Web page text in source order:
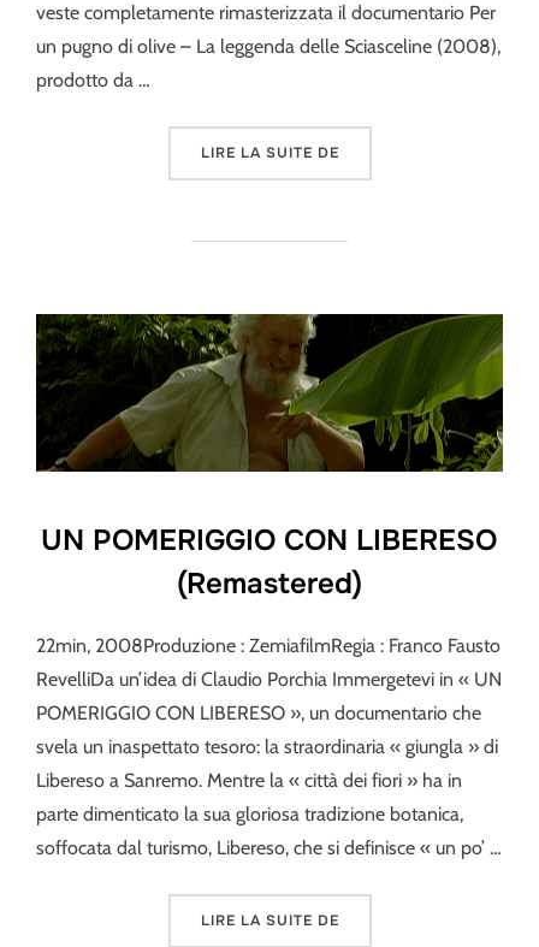
veste completamente rimasterizzata il documentario Per
un pugno di olive – La leggenda delle Sciasceline (2008),
prodotto da …
LIRE LA SUITE DE« PER UN PUGNO DI
UN POMERIGGIO CON LIBERESO
(Remastered)
22min, 2008Produzione : ZemiafilmRegia : Franco Fausto
RevelliDa un’idea di Claudio Porchia Immergetevi in « UN
POMERIGGIO CON LIBERESO », un documentario che
svela un inaspettato tesoro: la straordinaria « giungla » di
Libereso a Sanremo. Mentre la « città dei fiori » ha in
parte dimenticato la sua gloriosa tradizione botanica,
soffocata dal turismo, Libereso, che si definisce « un po’ …
LIRE LA SUITE DE« UN POMERIGGIO CON